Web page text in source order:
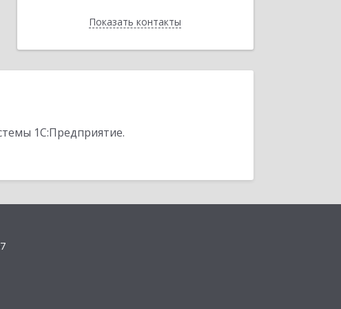
Показать контакты
Назад
1С:Предприятие.